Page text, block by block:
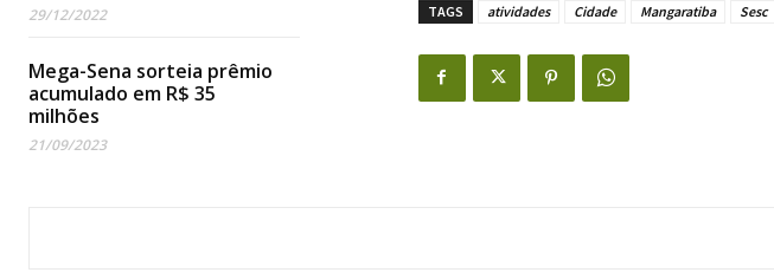
29/12/2022
Mega-Sena sorteia prêmio
acumulado em R$ 35
milhões
21/09/2023
TAGS atividades Cidade Mangaratiba Sesc